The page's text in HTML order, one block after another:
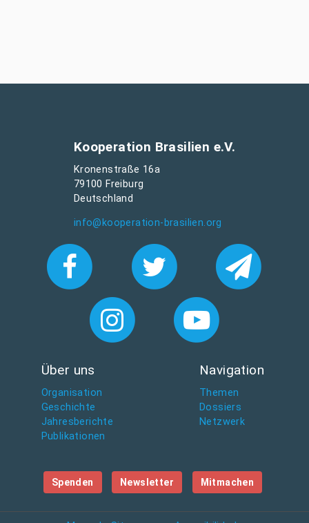
r
Kooperation Brasilien e.V.
Kronenstraße 16a
79100 Freiburg
Deutschland
info@kooperation-brasilien.org
Über uns
Organisation
Geschichte
Jahresberichte
Publikationen
Navigation
Themen
Dossiers
Netzwerk
Spenden Newsletter Mitmachen